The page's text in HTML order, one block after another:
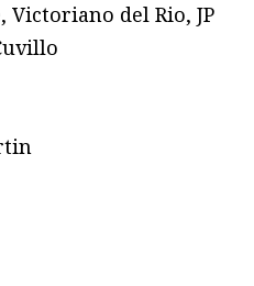
Victoriano del Rio, JP